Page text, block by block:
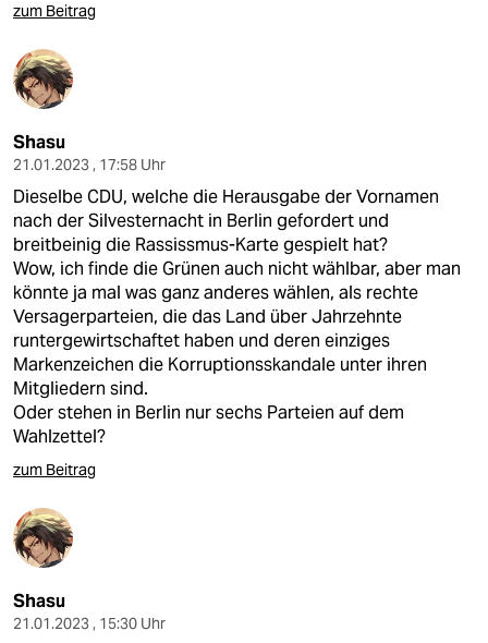
zum Beitrag
Shasu
21.01.2023 , 17:58 Uhr
Dieselbe CDU, welche die Herausgabe der Vornamen
nach der Silvesternacht in Berlin gefordert und
breitbeinig die Rassissmus-Karte gespielt hat?
Wow, ich finde die Grünen auch nicht wählbar, aber man
könnte ja mal was ganz anderes wählen, als rechte
Versagerparteien, die das Land über Jahrzehnte
runtergewirtschaftet haben und deren einziges
Markenzeichen die Korruptionsskandale unter ihren
Mitgliedern sind.
Oder stehen in Berlin nur sechs Parteien auf dem
Wahlzettel?
zum Beitrag
Shasu
21.01.2023 , 15:30 Uhr